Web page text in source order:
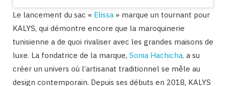
Le lancement du sac « Elissa » marque un tournant pour
KALYS, qui démontre encore que la maroquinerie
tunisienne a de quoi rivaliser avec les grandes maisons de
luxe. La fondatrice de la marque, Sonia Hachicha, a su
créer un univers où l’artisanat traditionnel se mêle au
design contemporain. Depuis ses débuts en 2018, KALYS